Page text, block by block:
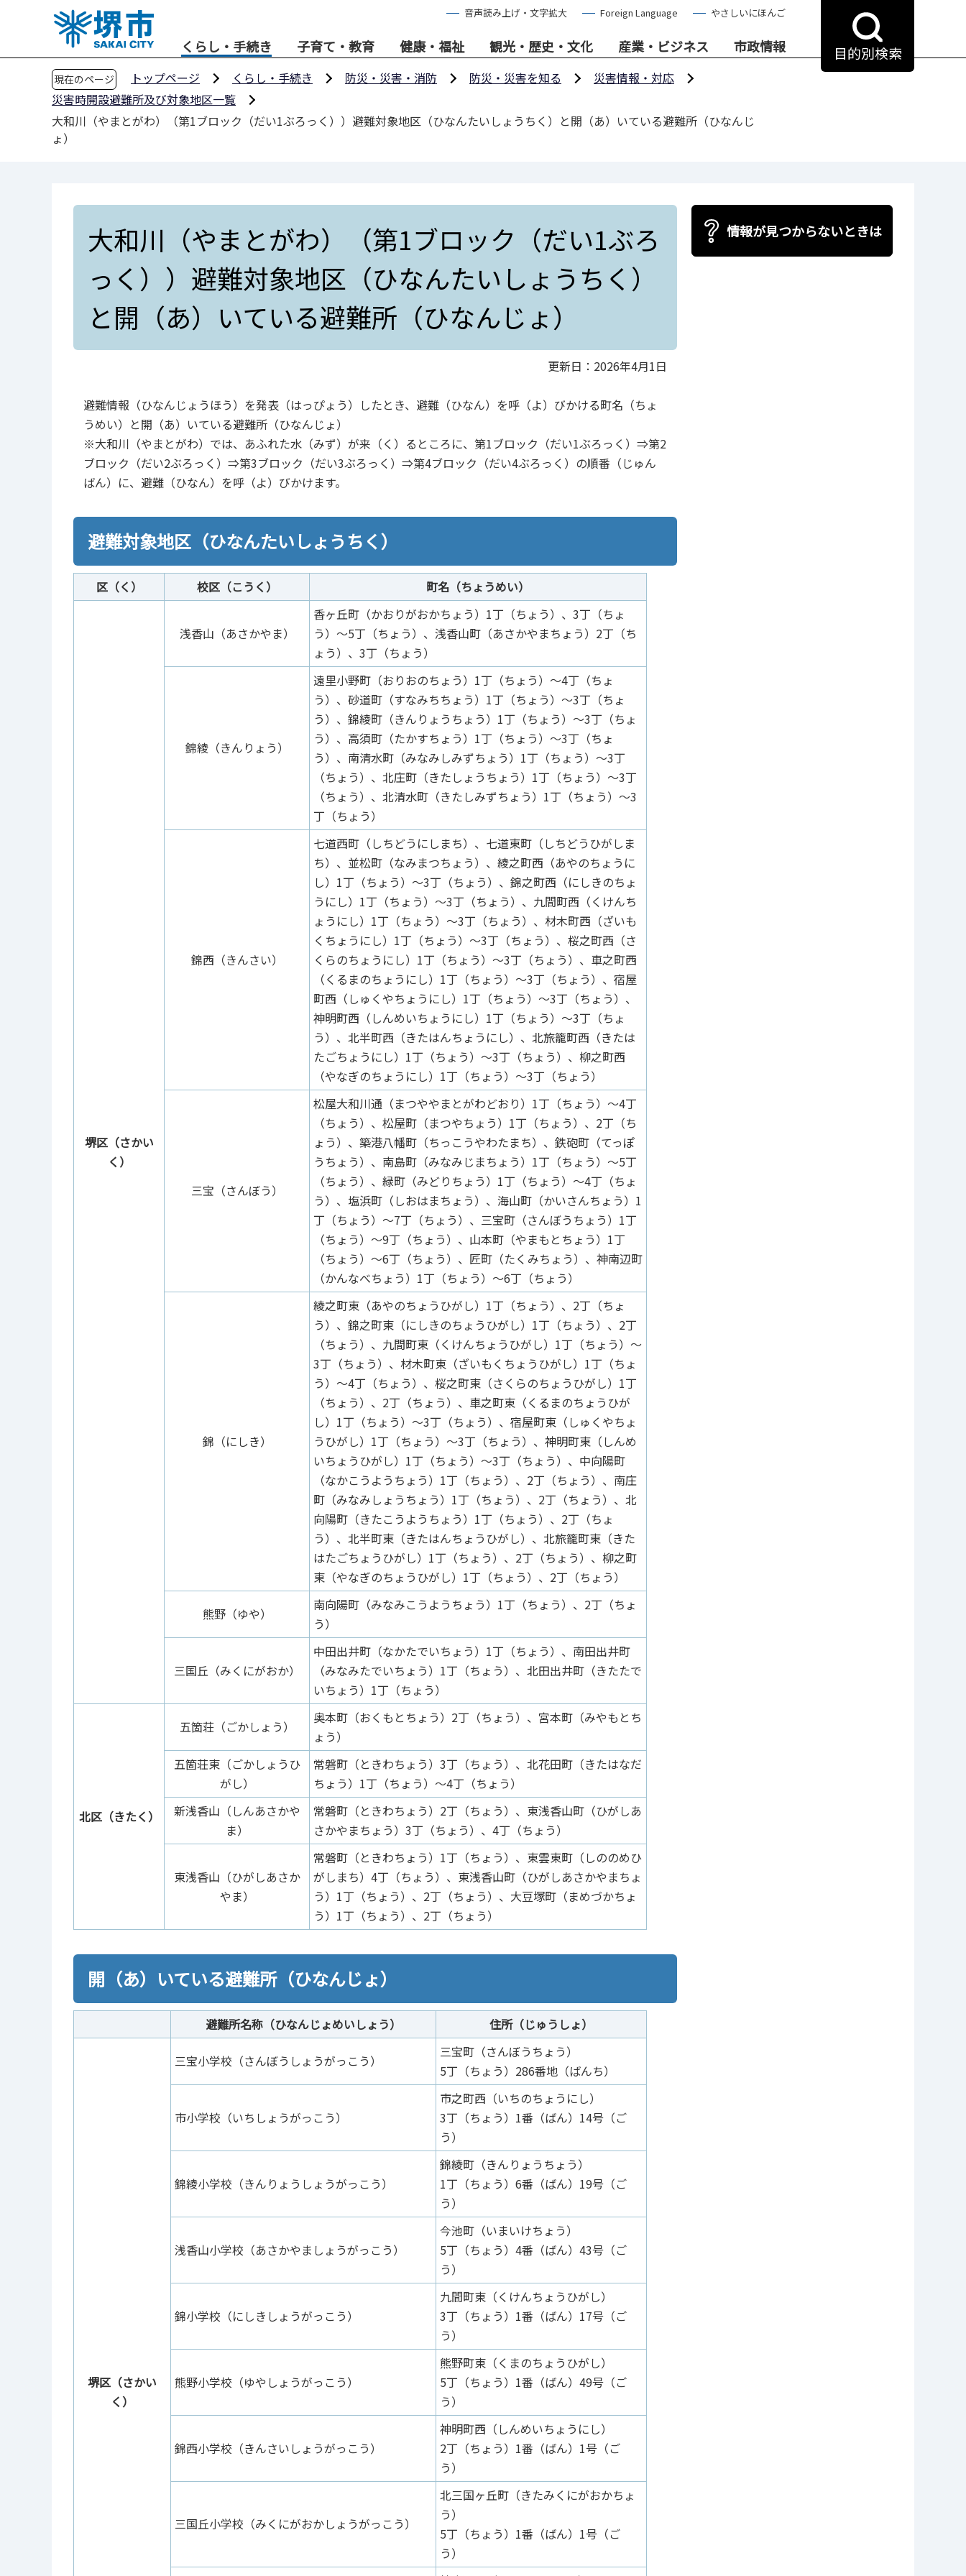
音声読み上げ・文字拡大 Foreign Language やさしいにほんご
くらし・手続き 子育て・教育 健康・福祉 観光・歴史・文化 産業・ビジネス 市政情報 目的別検索
現在のページ トップページ くらし・手続き 防災・災害・消防 防災・災害を知る
災害情報・対応
災害時開設避難所及び対象地区一覧
大和川（やまとがわ）（第1ブロック（だい1ぶろっく））避難対象地区（ひなんたいしょうちく）と開（あ）いている避難所（ひなんじ
ょ）
大和川（やまとがわ）（第1ブロック（だい1ぶろ
っく））避難対象地区（ひなんたいしょうちく）
と開（あ）いている避難所（ひなんじょ）
更新日：2026年4月1日
避難情報（ひなんじょうほう）を発表（はっぴょう）したとき、避難（ひなん）を呼（よ）びかける町名（ちょ
うめい）と開（あ）いている避難所（ひなんじょ）
※大和川（やまとがわ）では、あふれた水（みず）が来（く）るところに、第1ブロック（だい1ぶろっく）⇒第2
ブロック（だい2ぶろっく）⇒第3ブロック（だい3ぶろっく）⇒第4ブロック（だい4ぶろっく）の順番（じゅん
ばん）に、避難（ひなん）を呼（よ）びかけます。
避難対象地区（ひなんたいしょうちく）
区（く） 校区（こうく） 町名（ちょうめい）
堺区（さかい
く）
浅香山（あさかやま）
香ヶ丘町（かおりがおかちょう）1丁（ちょう）、3丁（ちょ
う）～5丁（ちょう）、浅香山町（あさかやまちょう）2丁（ち
ょう）、3丁（ちょう）
錦綾（きんりょう）
遠里小野町（おりおのちょう）1丁（ちょう）～4丁（ちょ
う）、砂道町（すなみちちょう）1丁（ちょう）～3丁（ちょ
う）、錦綾町（きんりょうちょう）1丁（ちょう）～3丁（ちょ
う）、高須町（たかすちょう）1丁（ちょう）～3丁（ちょ
う）、南清水町（みなみしみずちょう）1丁（ちょう）～3丁
（ちょう）、北庄町（きたしょうちょう）1丁（ちょう）～3丁
（ちょう）、北清水町（きたしみずちょう）1丁（ちょう）～3
丁（ちょう）
錦西（きんさい）
七道西町（しちどうにしまち）、七道東町（しちどうひがしま
ち）、並松町（なみまつちょう）、綾之町西（あやのちょうに
し）1丁（ちょう）～3丁（ちょう）、錦之町西（にしきのちょ
うにし）1丁（ちょう）～3丁（ちょう）、九間町西（くけんち
ょうにし）1丁（ちょう）～3丁（ちょう）、材木町西（ざいも
くちょうにし）1丁（ちょう）～3丁（ちょう）、桜之町西（さ
くらのちょうにし）1丁（ちょう）～3丁（ちょう）、車之町西
（くるまのちょうにし）1丁（ちょう）～3丁（ちょう）、宿屋
町西（しゅくやちょうにし）1丁（ちょう）～3丁（ちょう）、
神明町西（しんめいちょうにし）1丁（ちょう）～3丁（ちょ
う）、北半町西（きたはんちょうにし）、北旅籠町西（きたは
たごちょうにし）1丁（ちょう）～3丁（ちょう）、柳之町西
（やなぎのちょうにし）1丁（ちょう）～3丁（ちょう）
三宝（さんぼう）
松屋大和川通（まつややまとがわどおり）1丁（ちょう）～4丁
（ちょう）、松屋町（まつやちょう）1丁（ちょう）、2丁（ち
ょう）、築港八幡町（ちっこうやわたまち）、鉄砲町（てっぽ
うちょう）、南島町（みなみじまちょう）1丁（ちょう）～5丁
（ちょう）、緑町（みどりちょう）1丁（ちょう）～4丁（ちょ
う）、塩浜町（しおはまちょう）、海山町（かいさんちょう）1
丁（ちょう）～7丁（ちょう）、三宝町（さんぼうちょう）1丁
（ちょう）～9丁（ちょう）、山本町（やまもとちょう）1丁
（ちょう）～6丁（ちょう）、匠町（たくみちょう）、神南辺町
（かんなべちょう）1丁（ちょう）～6丁（ちょう）
錦（にしき）
綾之町東（あやのちょうひがし）1丁（ちょう）、2丁（ちょ
う）、錦之町東（にしきのちょうひがし）1丁（ちょう）、2丁
（ちょう）、九間町東（くけんちょうひがし）1丁（ちょう）～
3丁（ちょう）、材木町東（ざいもくちょうひがし）1丁（ちょ
う）～4丁（ちょう）、桜之町東（さくらのちょうひがし）1丁
（ちょう）、2丁（ちょう）、車之町東（くるまのちょうひが
し）1丁（ちょう）～3丁（ちょう）、宿屋町東（しゅくやちょ
うひがし）1丁（ちょう）～3丁（ちょう）、神明町東（しんめ
いちょうひがし）1丁（ちょう）～3丁（ちょう）、中向陽町
（なかこうようちょう）1丁（ちょう）、2丁（ちょう）、南庄
町（みなみしょうちょう）1丁（ちょう）、2丁（ちょう）、北
向陽町（きたこうようちょう）1丁（ちょう）、2丁（ちょ
う）、北半町東（きたはんちょうひがし）、北旅籠町東（きた
はたごちょうひがし）1丁（ちょう）、2丁（ちょう）、柳之町
東（やなぎのちょうひがし）1丁（ちょう）、2丁（ちょう）
熊野（ゆや）
南向陽町（みなみこうようちょう）1丁（ちょう）、2丁（ちょ
う）
三国丘（みくにがおか）
中田出井町（なかたでいちょう）1丁（ちょう）、南田出井町
（みなみたでいちょう）1丁（ちょう）、北田出井町（きたたで
いちょう）1丁（ちょう）
北区（きたく）
五箇荘（ごかしょう）
奥本町（おくもとちょう）2丁（ちょう）、宮本町（みやもとち
ょう）
五箇荘東（ごかしょうひ
がし）
常磐町（ときわちょう）3丁（ちょう）、北花田町（きたはなだ
ちょう）1丁（ちょう）～4丁（ちょう）
新浅香山（しんあさかや
ま）
常磐町（ときわちょう）2丁（ちょう）、東浅香山町（ひがしあ
さかやまちょう）3丁（ちょう）、4丁（ちょう）
東浅香山（ひがしあさか
やま）
常磐町（ときわちょう）1丁（ちょう）、東雲東町（しののめひ
がしまち）4丁（ちょう）、東浅香山町（ひがしあさかやまちょ
う）1丁（ちょう）、2丁（ちょう）、大豆塚町（まめづかちょ
う）1丁（ちょう）、2丁（ちょう）
開（あ）いている避難所（ひなんじょ）
避難所名称（ひなんじょめいしょう） 住所（じゅうしょ）
堺区（さかい
く）
三宝小学校（さんぼうしょうがっこう）
三宝町（さんぼうちょう）
5丁（ちょう）286番地（ばんち）
市小学校（いちしょうがっこう）
市之町西（いちのちょうにし）
3丁（ちょう）1番（ばん）14号（ご
う）
錦綾小学校（きんりょうしょうがっこう）
錦綾町（きんりょうちょう）
1丁（ちょう）6番（ばん）19号（ご
う）
浅香山小学校（あさかやましょうがっこう）
今池町（いまいけちょう）
5丁（ちょう）4番（ばん）43号（ご
う）
錦小学校（にしきしょうがっこう）
九間町東（くけんちょうひがし）
3丁（ちょう）1番（ばん）17号（ご
う）
熊野小学校（ゆやしょうがっこう）
熊野町東（くまのちょうひがし）
5丁（ちょう）1番（ばん）49号（ご
う）
錦西小学校（きんさいしょうがっこう）
神明町西（しんめいちょうにし）
2丁（ちょう）1番（ばん）1号（ご
う）
三国丘小学校（みくにがおかしょうがっこう）
北三国ヶ丘町（きたみくにがおかちょ
う）
5丁（ちょう）1番（ばん）1号（ご
う）
情報が見つからないときは